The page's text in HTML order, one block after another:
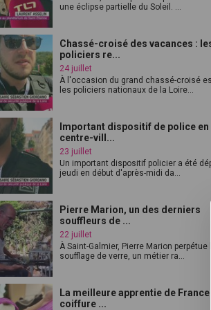
une éclipse partielle du Soleil. ...
Chassé-croisé des vacances :
policiers re...
24 juillet
À l'occasion du grand chassé-croisé
les policiers nationaux de la Loire...
Important dispositif de police en
centre-vill...
23 juillet
Un important dispositif policier a été
jeudi en début d'après-midi da...
Pierre Marion, un des derniers
souffleurs de ...
22 juillet
À Saint-Galmier, Pierre Marion perpétue
soufflage de verre, un métier ra...
La meilleure apprentie de France
coiffure ...